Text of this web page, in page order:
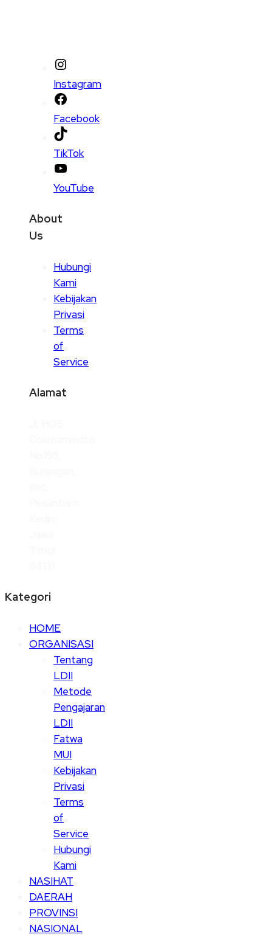
Instagram
Facebook
TikTok
YouTube
About
Us
Hubungi
Kami
Kebijakan
Privasi
Terms
of
Service
Alamat
Kategori
HOME
ORGANISASI
Tentang
LDII
Metode
Pengajaran
LDII
Fatwa
MUI
Kebijakan
Privasi
Terms
of
Service
Hubungi
Kami
NASIHAT
DAERAH
PROVINSI
NASIONAL